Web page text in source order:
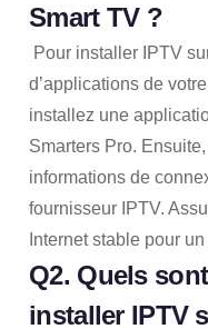
Smart TV ?
Pour installer IPTV
d’applications de
installez une
Smarters Pro.
informations de
fournisseur IPTV.
Internet stable pour
Q2. Quels
installer IPTV